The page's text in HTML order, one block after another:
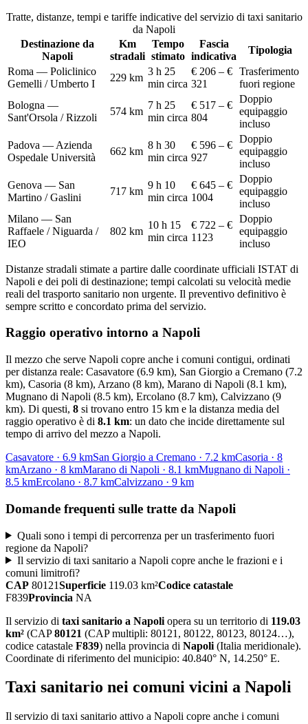
Tratte, distanze, tempi e tariffe indicative del servizio di taxi sanitario
da Napoli
Destinazione da
Napoli
Km
stradali
Tempo
stimato
Fascia
indicativa
Tipologia
Roma — Policlinico
Gemelli / Umberto I
229 km
3 h 25
min circa
€ 206 – €
321
Trasferimento
fuori regione
Bologna —
Sant'Orsola / Rizzoli
574 km
7 h 25
min circa
€ 517 – €
804
Doppio
equipaggio
incluso
Padova — Azienda
Ospedale Università
662 km
8 h 30
min circa
€ 596 – €
927
Doppio
equipaggio
incluso
Genova — San
Martino / Gaslini
717 km
9 h 10
min circa
€ 645 – €
1004
Doppio
equipaggio
incluso
Milano — San
Raffaele / Niguarda /
IEO
802 km
10 h 15
min circa
€ 722 – €
1123
Doppio
equipaggio
incluso
Distanze stradali stimate a partire dalle coordinate ufficiali ISTAT di
Napoli e dei poli di destinazione; tempi calcolati su velocità medie
reali del trasporto sanitario non urgente. Il preventivo definitivo è
sempre scritto e concordato prima del servizio.
Raggio operativo intorno a Napoli
Il mezzo che serve Napoli copre anche i comuni contigui, ordinati
per distanza reale: Casavatore (6.9 km), San Giorgio a Cremano (7.2
km), Casoria (8 km), Arzano (8 km), Marano di Napoli (8.1 km),
Mugnano di Napoli (8.5 km), Ercolano (8.7 km), Calvizzano (9
km). Di questi, 8 si trovano entro 15 km e la distanza media del
raggio operativo è di 8.1 km: un dato che incide direttamente sul
tempo di arrivo del mezzo a Napoli.
Casavatore · 6.9 kmSan Giorgio a Cremano · 7.2 kmCasoria · 8
kmArzano · 8 kmMarano di Napoli · 8.1 kmMugnano di Napoli ·
8.5 kmErcolano · 8.7 kmCalvizzano · 9 km
Domande frequenti sulle tratte da Napoli
Quali sono i tempi di percorrenza per un trasferimento fuori
regione da Napoli?
Il servizio di taxi sanitario a Napoli copre anche le frazioni e i
comuni limitrofi?
CAP 80121Superficie 119.03 km²Codice catastale
F839Provincia NA
Il servizio di taxi sanitario a Napoli opera su un territorio di 119.03
km² (CAP80121 (CAP multipli: 80121, 80122, 80123, 80124…),
codice catastale F839) nella provincia di Napoli (Italia meridionale).
Coordinate di riferimento del municipio: 40.840° N, 14.250° E.
Taxi sanitario nei comuni vicini a Napoli
Il servizio di taxi sanitario attivo a Napoli copre anche i comuni